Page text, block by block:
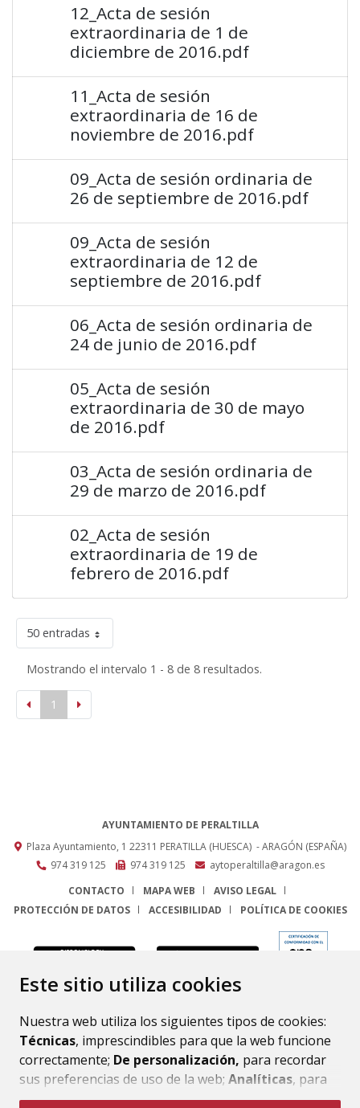
Este sitio utiliza cookies
Nuestra web utiliza los siguientes tipos de cookies:
Técnicas, imprescindibles para que la web funcione
correctamente; De personalización, para recordar
sus preferencias de uso de la web; Analíticas, para
mejorar el funcionamiento de la web y sus servicios.
12_Acta de sesión
extraordinaria de 1 de
diciembre de 2016.pdf
11_Acta de sesión
extraordinaria de 16 de
noviembre de 2016.pdf
09_Acta de sesión ordinaria de
26 de septiembre de 2016.pdf
09_Acta de sesión
extraordinaria de 12 de
septiembre de 2016.pdf
06_Acta de sesión ordinaria de
24 de junio de 2016.pdf
05_Acta de sesión
extraordinaria de 30 de mayo
de 2016.pdf
03_Acta de sesión ordinaria de
29 de marzo de 2016.pdf
02_Acta de sesión
extraordinaria de 19 de
febrero de 2016.pdf
50 entradas
Mostrando el intervalo 1 - 8 de 8 resultados.
1
AYUNTAMIENTO DE PERALTILLA
Plaza Ayuntamiento, 1 22311 PERATILLA (HUESCA) - ARAGÓN (ESPAÑA)
974 319 125
974 319 125
aytoperaltilla@aragon.es
CONTACTO
MAPA WEB
AVISO LEGAL
PROTECCIÓN DE DATOS
ACCESIBILIDAD POLÍTICA DE COOKIES